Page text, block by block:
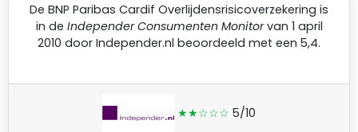
De BNP Paribas Cardif Overlijdensrisicoverzekering is
in de Independer Consumenten Monitorvan 1 april
2010 door Independer.nl beoordeeld met een 5,4.
★★☆☆☆ 5/10